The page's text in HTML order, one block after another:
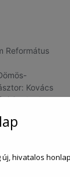
új, hivatalos